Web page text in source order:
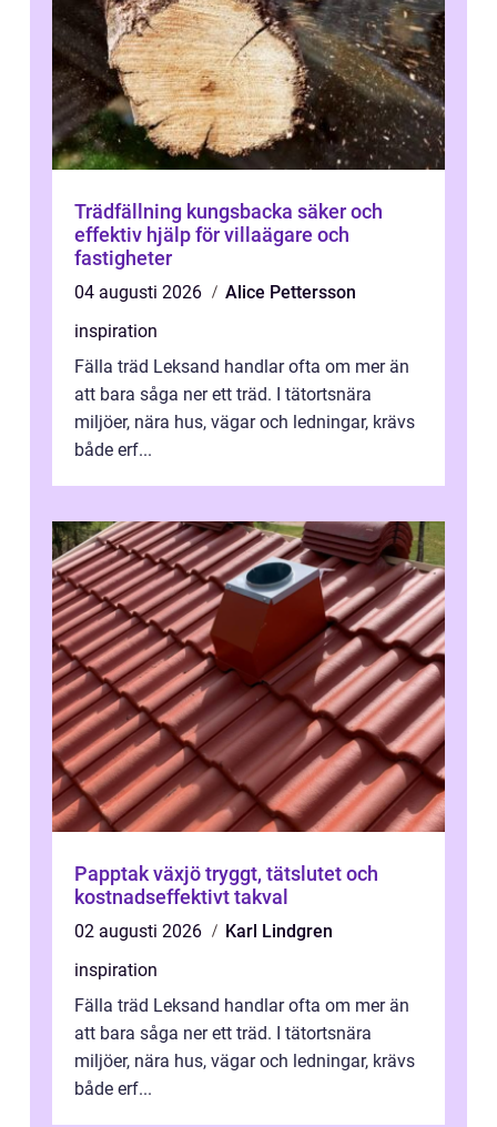
Trädfällning kungsbacka säker och
effektiv hjälp för villaägare och
fastigheter
04 augusti 2026
Alice Pettersson
inspiration
Fälla träd Leksand handlar ofta om mer än
att bara såga ner ett träd. I tätortsnära
miljöer, nära hus, vägar och ledningar, krävs
både erf...
Papptak växjö tryggt, tätslutet och
kostnadseffektivt takval
02 augusti 2026
Karl Lindgren
inspiration
Fälla träd Leksand handlar ofta om mer än
att bara såga ner ett träd. I tätortsnära
miljöer, nära hus, vägar och ledningar, krävs
både erf...